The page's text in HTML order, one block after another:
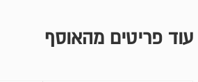
עוד פריטים מהאוסף